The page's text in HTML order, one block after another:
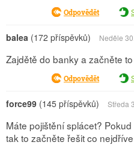
Odpovědět
balea (172 příspěvků) Neděle
Zajdětě do banky a začněte
Odpovědět
force99 (145 příspěvků) Středa
Máte pojištění splácet?
tak to začněte řešit co